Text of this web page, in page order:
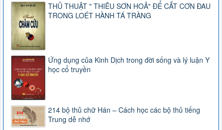
THỦ THUẬT " THIÊU SƠN HOẢ" ĐỂ CẮT CƠN ĐAU
TRONG LOÉT HÀNH TÁ TRÀNG
Ứng dụng của Kinh Dịch trong đời sống và lý luận Y
học cổ truyền
214 bộ thủ chữ Hán – Cách học các bộ thủ tiếng
Trung dễ nhớ